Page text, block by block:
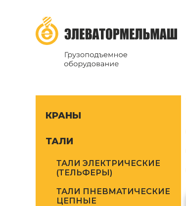
КРАНЫ
ТАЛИ
ТАЛИ ЭЛЕКТРИЧЕСКИЕ
(ТЕЛЬФЕРЫ)
ТАЛИ ПНЕВМАТИЧЕСКИЕ
ЦЕПНЫЕ